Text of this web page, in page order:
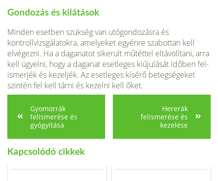
Gondozás és kilátások
Minden esetben szükség van utógondozásra és
kontrollvizsgálatokra, amelyeket egyénre szabottan kell
elvégezni. Ha a daganatot sikerült műtéttel eltávolítani, arra
kell ügyelni, hogy a daganat esetleges kiújulását időben fel­
ismerjék és kezeljék. Az esetleges kísérő beteg­ségeket
szintén fel kell tárni és kezelni kell őket.
Gyomorrák
felismerése és
gyógyítása
Hererák
felismerése és
kezelése
Kapcsolódó cikkek